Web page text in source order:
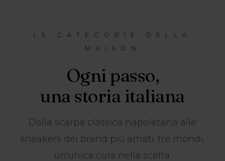
LE CATEGORIE DELLA
MAISON
Ogni passo,
una storia italiana
Dalla scarpa classica napoletana alle
sneakers dei brand più amati: tre mondi,
un'unica cura nella scelta.